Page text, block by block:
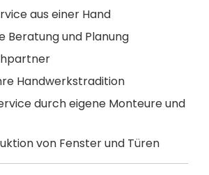
aus einer Hand
Beratung und Planung
Handwerkstradition
durch eigene Monteure und
von Fenster und Türen